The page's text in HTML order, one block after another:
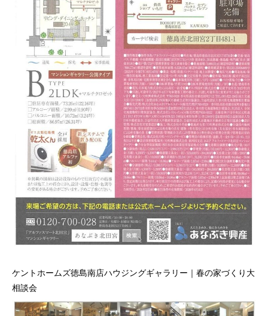
ケントホームズ徳島南店ハウジングギャラリー｜春の家づくり大
相談会